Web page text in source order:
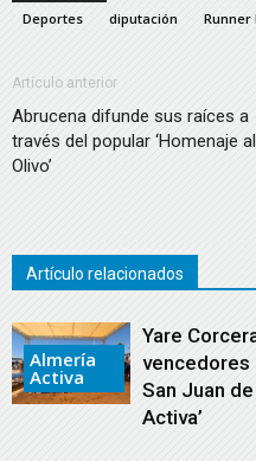
Deportes
diputación Runner
Artículo anterior
Abrucena difunde sus raíces a
través del popular ‘Homenaje al
Olivo’
Artículo relacionados
Almería
Activa
Yare
vencedores
San Juan
Activa’